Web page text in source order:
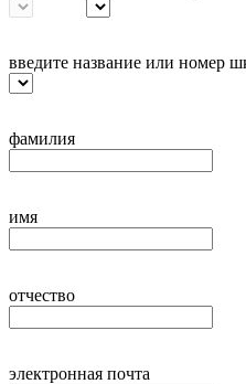
введите название или номер
фамилия
имя
отчество
электронная почта